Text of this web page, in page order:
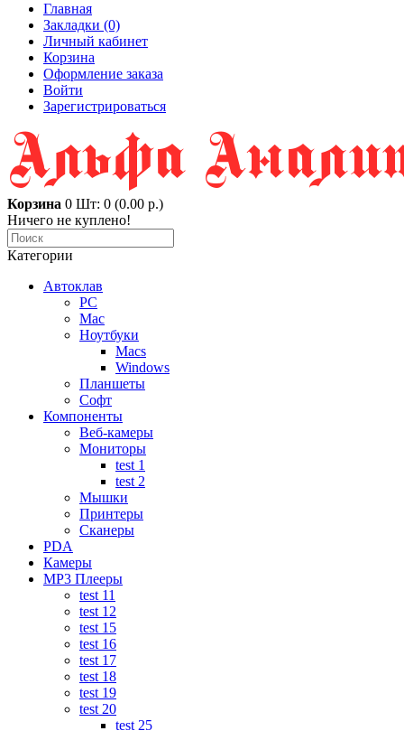
Главная
Закладки (0)
Личный кабинет
Корзина
Оформление заказа
Войти
Зарегистрироваться
Корзина 0 Шт: 0 (0.00 р.)
Ничего не куплено!
Категории
Автоклав
PC
Mac
Ноутбуки
Macs
Windows
Планшеты
Софт
Компоненты
Веб-камеры
Мониторы
test 1
test 2
Мышки
Принтеры
Сканеры
PDA
Камеры
MP3 Плееры
test 11
test 12
test 15
test 16
test 17
test 18
test 19
test 20
test 25